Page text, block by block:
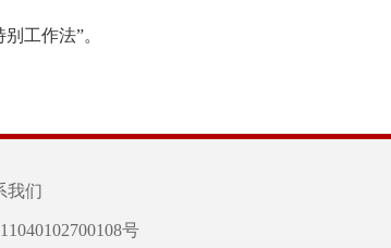
工作法”。
我们
号